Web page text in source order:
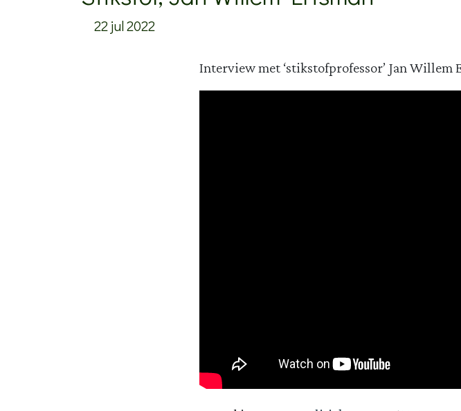
22 jul 2022
Interview met ‘stikstofprofessor’ Jan Willem